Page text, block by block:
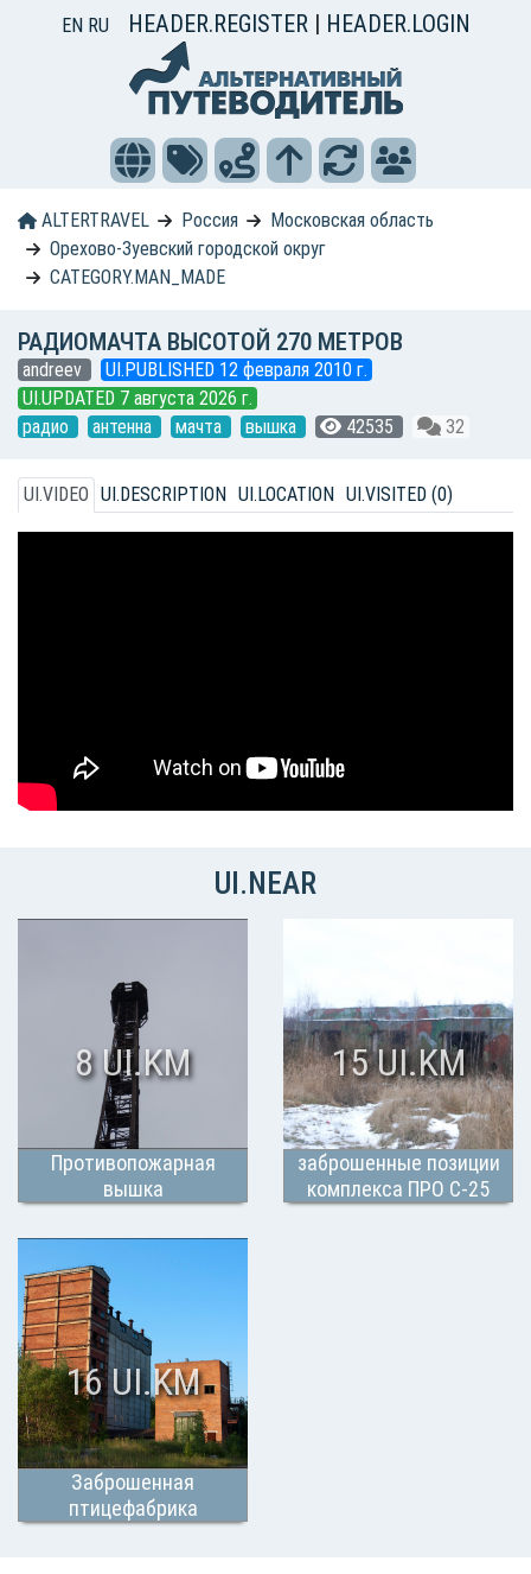
EN RU HEADER.REGISTER | HEADER.LOGIN
ALTERTRAVEL Россия
Московская область
Орехово-Зуевский городской округ
CATEGORY.MAN_MADE
РАДИОМАЧТА ВЫСОТОЙ 270 МЕТРОВ
andreev
UI.PUBLISHED 12 февраля 2010 г.
UI.UPDATED 7 августа 2026 г.
радио
антенна мачта вышка 42535 32
UI.VIDEO UI.DESCRIPTION UI.LOCATION UI.VISITED (0)
UI.NEAR
Противопожарная
вышка
8 UI.KM
заброшенные позиции
комплекса ПРО С-25
15 UI.KM
Заброшенная
птицефабрика
16 UI.KM